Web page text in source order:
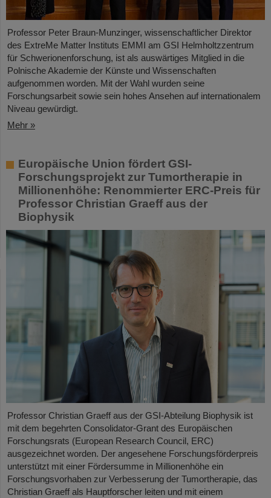
Professor Peter Braun-Munzinger, wissenschaftlicher Direktor
des ExtreMe Matter Instituts EMMI am GSI Helmholtzzentrum
für Schwerionenforschung, ist als auswärtiges Mitglied in die
Polnische Akademie der Künste und Wissenschaften
aufgenommen worden. Mit der Wahl wurden seine
Forschungsarbeit sowie sein hohes Ansehen auf internationalem
Niveau gewürdigt.
Mehr »
Europäische Union fördert GSI-
Forschungsprojekt zur Tumortherapie in
Millionenhöhe: Renommierter ERC-Preis für
Professor Christian Graeff aus der
Biophysik
Professor Christian Graeff aus der GSI-Abteilung Biophysik ist
mit dem begehrten Consolidator-Grant des Europäischen
Forschungsrats (European Research Council, ERC)
ausgezeichnet worden. Der angesehene Forschungsförderpreis
unterstützt mit einer Fördersumme in Millionenhöhe ein
Forschungsvorhaben zur Verbesserung der Tumortherapie, das
Christian Graeff als Hauptforscher leiten und mit einem